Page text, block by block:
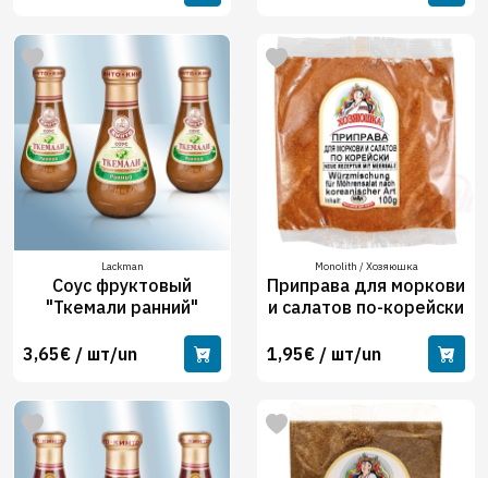
Lackman
Соус фруктовый
"Ткемали ранний"
3,65€ / шт/un
Monolith / Хозяюшка
Приправа для моркови
и салатов по-корейски
1,95€ / шт/un